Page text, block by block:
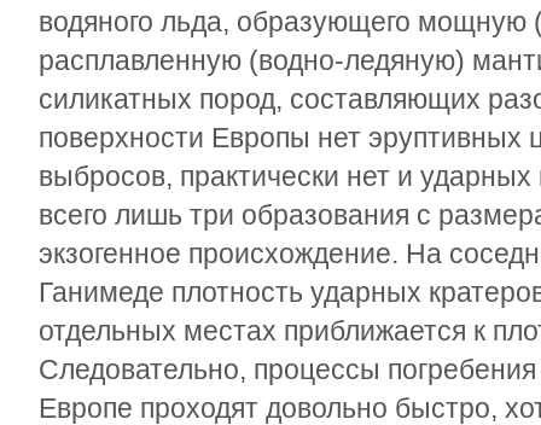
водяного льда, образующего мощную
расплавленную (водно-ледяную)
силикатных пород, составляющих
поверхности Европы нет эруптивных
выбросов, практически нет и
всего лишь три образования с
экзогенное происхождение. На
Ганимеде плотность ударных
отдельных местах приближается к
Следовательно, процессы
Европе проходят довольно быстро,